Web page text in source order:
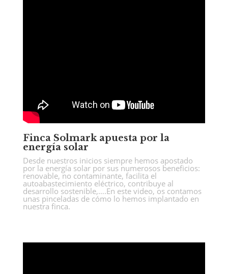
Finca Solmark apuesta por la
energía solar
Desde nuestros inicios siempre hemos apostado
por la energía solar por sus numerosos beneficios:
renovable, no contaminante, facilita el
autoabastecimiento eléctrico, contribuye al
desarrollo sostenible,….En este video, os contamos
unas pinceladas de cómo lo hemos implantado en
nuestra finca.